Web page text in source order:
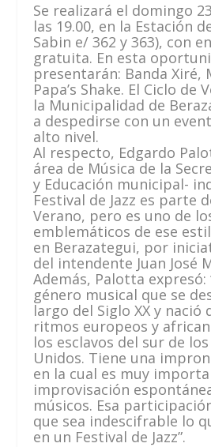
Se realizará el domingo
las 19.00, en la Estación
Sabin e/ 362 y 363), con
gratuita. En esta
presentarán: Banda Xiré,
Papa’s Shake. El Ciclo de
la Municipalidad de
a despedirse con un
alto nivel.
Al respecto, Edgardo
área de Música de la
y Educación municipal-
Festival de Jazz es parte
Verano, pero es uno de
emblemáticos de ese
en Berazategui, por
del intendente Juan José
Además, Palotta expresó:
género musical que se
largo del Siglo XX y nació
ritmos europeos y
los esclavos del sur de
Unidos. Tiene una
en la cual es muy
improvisación
músicos. Esa
que sea indescifrable lo
en un Festival de Jazz”.